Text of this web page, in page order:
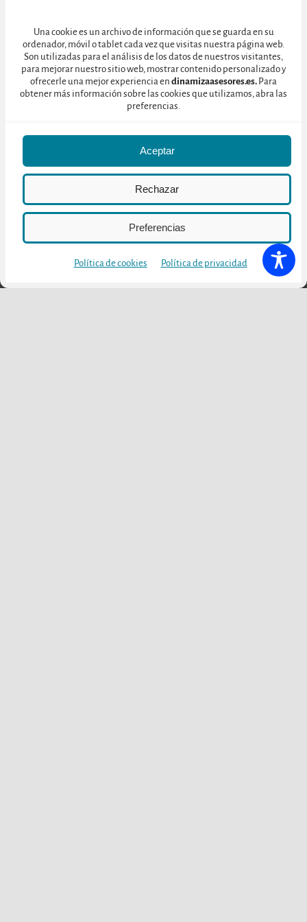
Una cookie es un archivo de información que se guarda en su
ordenador, móvil o tablet cada vez que visitas nuestra página web.
Son utilizadas para el análisis de los datos de nuestros visitantes,
para mejorar nuestro sitio web, mostrar contenido personalizado y
ofrecerle una mejor experiencia en dinamizaasesores.es. Para
obtener más información sobre las cookies que utilizamos, abra las
preferencias.
Aceptar
Rechazar
Preferencias
Política de cookies Política de privacidad
Otras publicaciones